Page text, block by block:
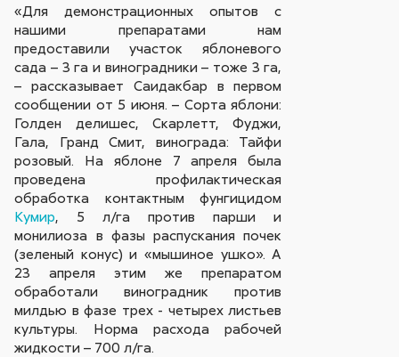
«Для демонстрационных опытов с
нашими препаратами нам
предоставили участок яблоневого
сада – 3 га и виноградники – тоже 3 га,
– рассказывает Саидакбар в первом
сообщении от 5 июня. – Сорта яблони:
Голден делишес, Скарлетт, Фуджи,
Гала, Гранд Смит, винограда: Тайфи
розовый. На яблоне 7 апреля была
проведена профилактическая
обработка контактным фунгицидом
Кумир, 5 л/га против парши и
монилиоза в фазы распускания почек
(зеленый конус) и «мышиное ушко». А
23 апреля этим же препаратом
обработали виноградник против
милдью в фазе трех - четырех листьев
культуры. Норма расхода рабочей
жидкости – 700 л/га.